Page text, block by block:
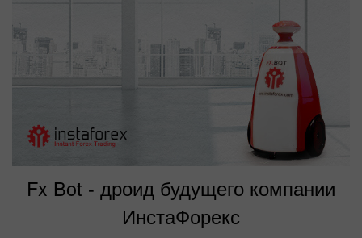
Fx Bot - дроид будущего компании
ИнстаФорекс